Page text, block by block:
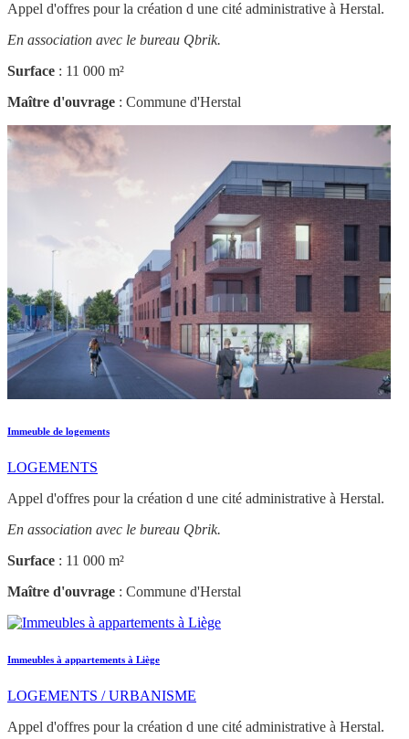
Appel d'offres pour la création d une cité administrative à Herstal.
En association avec le bureau Qbrik.
Surface : 11 000 m²
Maître d'ouvrage : Commune d'Herstal
Immeuble de logements
LOGEMENTS
Appel d'offres pour la création d une cité administrative à Herstal.
En association avec le bureau Qbrik.
Surface : 11 000 m²
Maître d'ouvrage : Commune d'Herstal
Immeubles à appartements à Liège
LOGEMENTS / URBANISME
Appel d'offres pour la création d une cité administrative à Herstal.